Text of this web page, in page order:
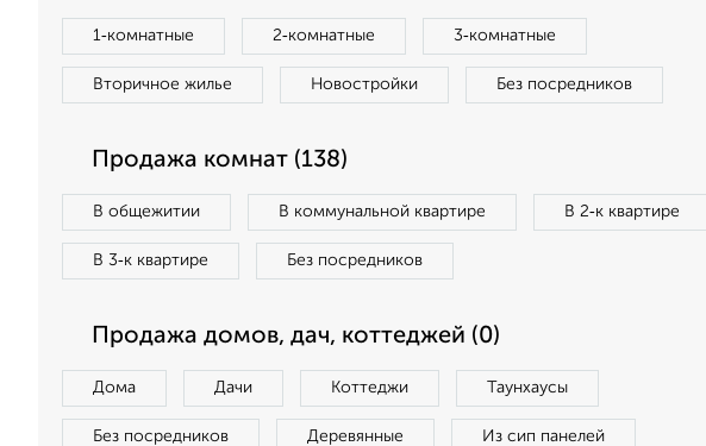
1‑комнатные 2‑комнатные 3‑комнатные
Вторичное жилье Новостройки Без посредников
Продажа комнат (138)
В общежитии В коммунальной квартире В 2‑к квартире
В 3‑к квартире Без посредников
Продажа домов, дач, коттеджей (0)
Дома Дачи Коттеджи Таунхаусы
Без посредников Деревянные Из сип панелей